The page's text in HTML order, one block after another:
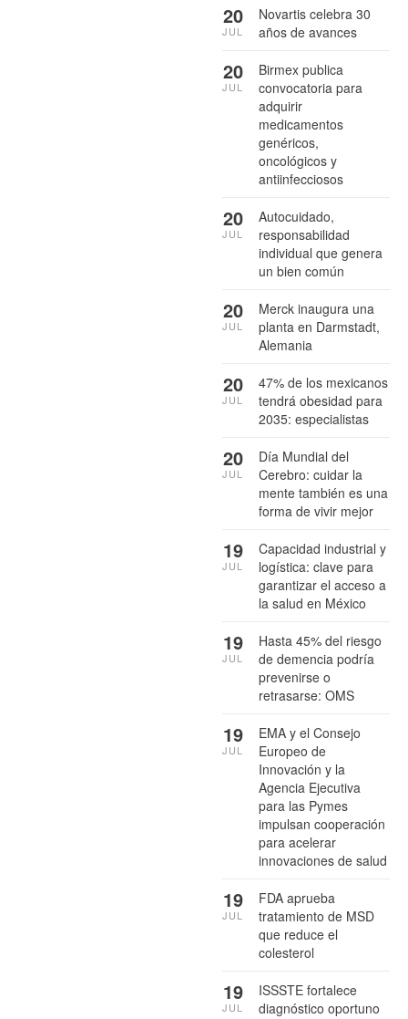
Novartis celebra 30
años de avances
20
JUL
Birmex publica
convocatoria para
adquirir
medicamentos
genéricos,
oncológicos y
antiinfecciosos
20
JUL
Autocuidado,
responsabilidad
individual que genera
un bien común
20
JUL
Merck inaugura una
planta en Darmstadt,
Alemania
20
JUL
47% de los mexicanos
tendrá obesidad para
2035: especialistas
20
JUL
Día Mundial del
Cerebro: cuidar la
mente también es una
forma de vivir mejor
20
JUL
Capacidad industrial y
logística: clave para
garantizar el acceso a
la salud en México
19
JUL
Hasta 45% del riesgo
de demencia podría
prevenirse o
retrasarse: OMS
19
JUL
EMA y el Consejo
Europeo de
Innovación y la
Agencia Ejecutiva
para las Pymes
impulsan cooperación
para acelerar
innovaciones de salud
19
JUL
FDA aprueba
tratamiento de MSD
que reduce el
colesterol
19
JUL
ISSSTE fortalece
diagnóstico oportuno
19
JUL